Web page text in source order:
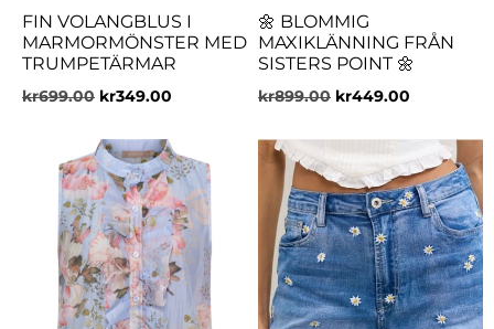
FIN VOLANGBLUS I
MARMORMÖNSTER MED
TRUMPETÄRMAR
kr699.00 kr349.00
🌼 BLOMMIG
MAXIKLÄNNING FRÅN
SISTERS POINT 🌼
kr899.00 kr449.00